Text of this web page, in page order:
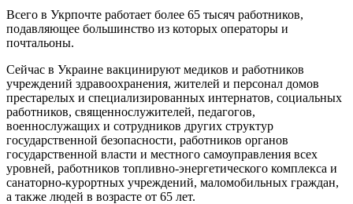
Всего в Укрпочте работает более 65 тысяч работников,
подавляющее большинство из которых операторы и
почтальоны.
Сейчас в Украине вакцинируют медиков и работников
учреждений здравоохранения, жителей и персонал домов
престарелых и специализированных интернатов, социальных
работников, священнослужителей, педагогов,
военнослужащих и сотрудников других структур
государственной безопасности, работников органов
государственной власти и местного самоуправления всех
уровней, работников топливно-энергетического комплекса и
санаторно-курортных учреждений, маломобильных граждан,
а также людей в возрасте от 65 лет.